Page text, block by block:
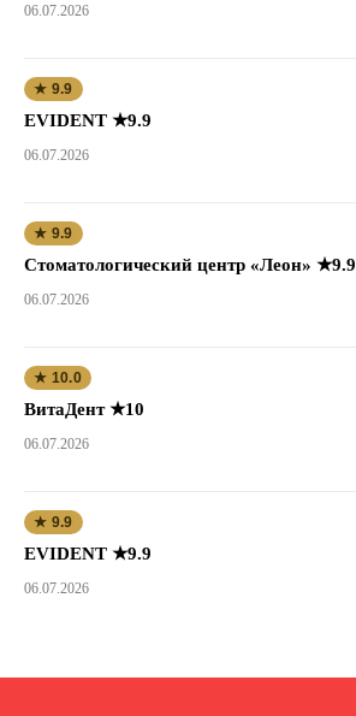
06.07.2026
★ 9.9
EVIDENT ★9.9
06.07.2026
★ 9.9
Стоматологический центр «Леон» ★9.9
06.07.2026
★ 10.0
ВитаДент ★10
06.07.2026
★ 9.9
EVIDENT ★9.9
06.07.2026